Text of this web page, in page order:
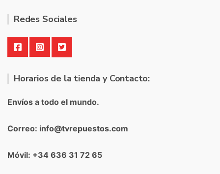
Redes Sociales
Horarios de la tienda y Contacto:
Envíos a todo el mundo.
Correo: info@tvrepuestos.com
Móvil: +34 636 31 72 65